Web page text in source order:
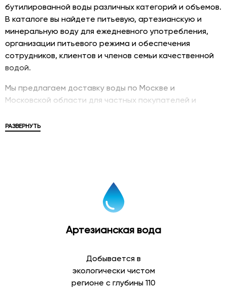
бутилированной воды различных категорий и объемов.
В каталоге вы найдете питьевую, артезианскую и
минеральную воду для ежедневного употребления,
организации питьевого режима и обеспечения
сотрудников, клиентов и членов семьи качественной
водой.
Мы предлагаем доставку воды по Москве и
Московской области для частных покупателей и
представлены популярные бренды, различные объемы
Питьевая вода в бутылках является удобным и
современным решением для обеспечения
вода проходит контроль качества и соответствует
В каталоге доступны:
питьевая вода в бутылках;
РАЗВЕРНУТЬ
Артезианская вода
Добывается в
экологически чистом
регионе с глубины 110